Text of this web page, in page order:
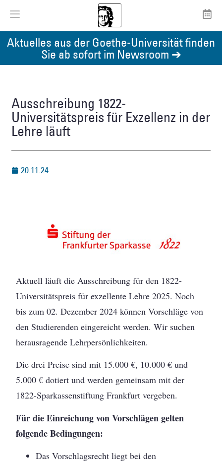
Aktuelles aus der Goethe-Universität finden
Sie ab sofort im Newsroom ➔
Ausschreibung 1822-
Universitätspreis für Exzellenz in der
Lehre läuft
20.11.24
Aktuell läuft die Ausschreibung für den 1822-
Universitätspreis für exzellente Lehre 2025. Noch
bis zum 02. Dezember 2024 können Vorschläge von
den Studierenden eingereicht werden. Wir suchen
herausragende Lehrpersönlichkeiten.
Die drei Preise sind mit 15.000 €, 10.000 € und
5.000 € dotiert und werden gemeinsam mit der
1822-Sparkassenstiftung Frankfurt vergeben.
Für die Einreichung von Vorschlägen gelten
folgende Bedingungen:
Das Vorschlagsrecht liegt bei den